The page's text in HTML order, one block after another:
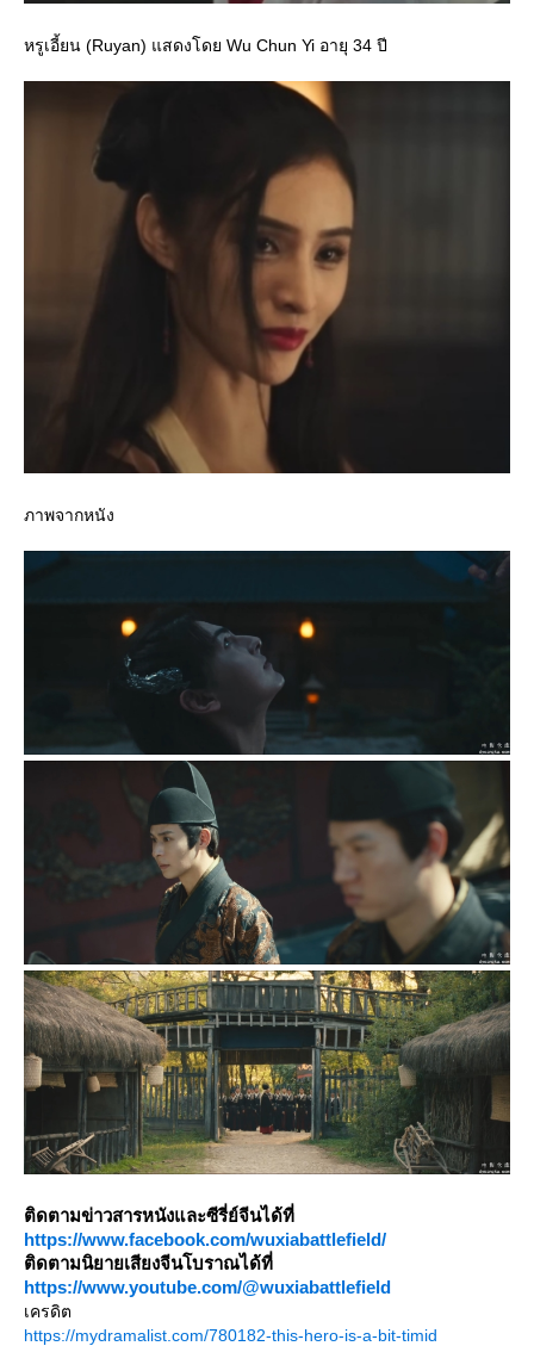
หรูเอี้ยน (Ruyan) แสดงโดย Wu Chun Yi อายุ 34 ปี
ภาพจากหนัง
ติดตามข่าวสารหนังและซีรี่ย์จีนได้ที่
https://www.facebook.com/wuxiabattlefield/
ติดตามนิยายเสียงจีนโบราณได้ที่
https://www.youtube.com/@wuxiabattlefield
เครดิต
https://mydramalist.com/780182-this-hero-is-a-bit-timid